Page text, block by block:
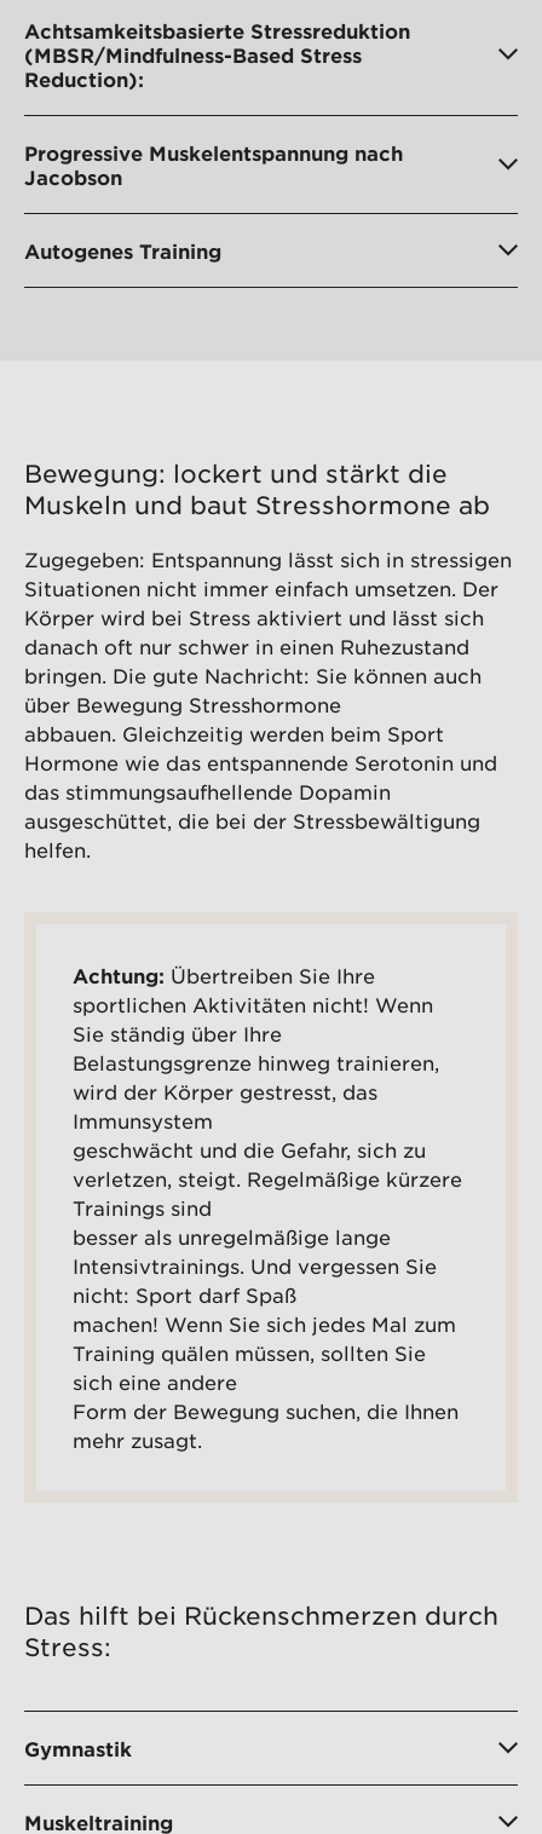
Achtsamkeitsbasierte Stressreduktion
(MBSR/Mindfulness-Based Stress
Reduction):
Progressive Muskelentspannung nach
Jacobson
Autogenes Training
Bewegung: lockert und stärkt die
Muskeln und baut Stresshormone ab
Zugegeben: Entspannung lässt sich in stressigen
Situationen nicht immer einfach umsetzen. Der
Körper wird bei Stress aktiviert und lässt sich
danach oft nur schwer in einen Ruhezustand
bringen. Die gute Nachricht: Sie können auch
über Bewegung Stresshormone
abbauen. Gleichzeitig werden beim Sport
Hormone wie das entspannende Serotonin und
das stimmungsaufhellende Dopamin
ausgeschüttet, die bei der Stressbewältigung
helfen.
Achtung: Übertreiben Sie Ihre
sportlichen Aktivitäten nicht! Wenn
Sie ständig über Ihre
Belastungsgrenze hinweg trainieren,
wird der Körper gestresst, das
Immunsystem
geschwächt und die Gefahr, sich zu
verletzen, steigt. Regelmäßige kürzere
Trainings sind
besser als unregelmäßige lange
Intensivtrainings. Und vergessen Sie
nicht: Sport darf Spaß
machen! Wenn Sie sich jedes Mal zum
Training quälen müssen, sollten Sie
sich eine andere
Form der Bewegung suchen, die Ihnen
mehr zusagt.
Das hilft bei Rückenschmerzen durch
Stress:
Gymnastik
Muskeltraining